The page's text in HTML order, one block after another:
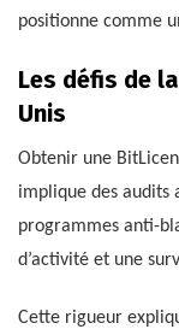
positionne comme
Les défis de
Unis
Obtenir une
implique des audits
programmes anti-
d’activité et une
Cette rigueur